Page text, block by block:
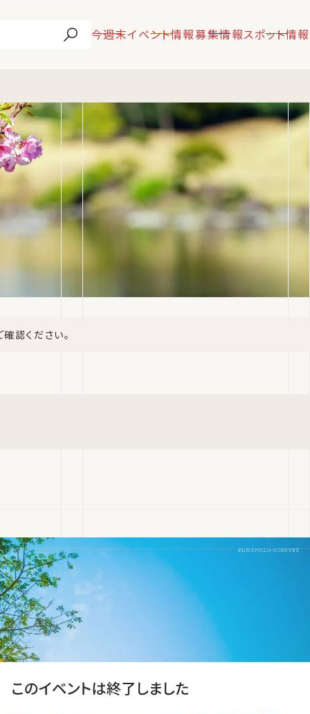
今週末イベント情報募集情報スポット情報
認ください。